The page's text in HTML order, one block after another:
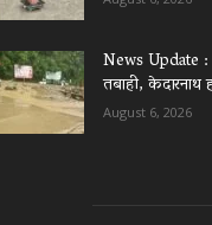
News Update :
तबाही, केदारनाथ
August 6, 2026